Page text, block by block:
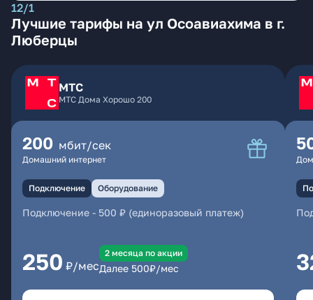
12/1
Лучшие тарифы на ул Осоавиахима в г.
Люберцы
МТС
МТС Дома Хорошо 200
200 мбит/сек
Домашний интернет
Подключение Оборудование
Подключение - 500 ₽ (единоразовый платеж)
250 ₽/мес
2 месяцa по акции
Далее 500₽/мес